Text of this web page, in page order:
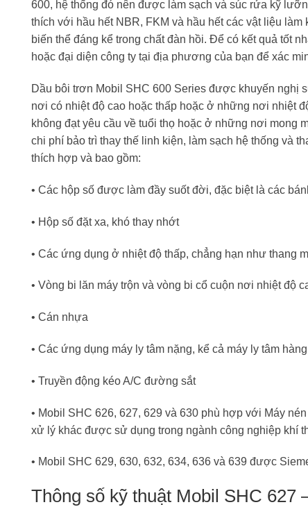
600, hệ thống đó nên được làm sạch và súc rửa kỹ
thích với hầu hết NBR, FKM và hầu hết các vật liệu
biến thể đáng kể trong chất đàn hồi. Để có kết quả tốt
hoặc đại diện công ty tại địa phương của bạn để xác
Dầu bôi trơn Mobil SHC 600 Series được khuyến nghị
nơi có nhiệt độ cao hoặc thấp hoặc ở những nơi nhiệt
không đạt yêu cầu về tuổi thọ hoặc ở những nơi mong
chi phí bảo trì thay thế linh kiện, làm sạch hệ thống và
thích hợp và bao gồm:
• Các hộp số được làm đầy suốt đời, đặc biệt là các
• Hộp số đặt xa, khó thay nhớt
• Các ứng dụng ở nhiệt độ thấp, chẳng hạn như thang
• Vòng bi lăn máy trộn và vòng bi cổ cuộn nơi nhiệt độ
• Cán nhựa
• Các ứng dụng máy ly tâm nặng, kể cả máy ly tâm
• Truyền động kéo A/C đường sắt
• Mobil SHC 626, 627, 629 và 630 phù hợp với Máy
xử lý khác được sử dụng trong ngành công nghiệp khí
• Mobil SHC 629, 630, 632, 634, 636 và 639 được
Thông số kỹ thuật Mobil SHC 627